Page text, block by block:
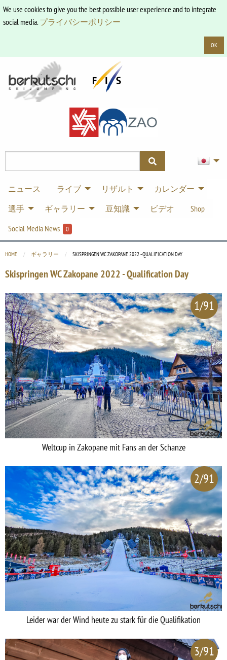
We use cookies to give you the best possible user experience and to integrate
social media.プライバシーポリシー
OK
ニュース ライブ リザルト
カレンダー
選手
ギャラリー 豆知識 ビデオ
Shop
Social Media News
0
HOME ギャラリー CURRENT:
SKISPRINGEN WC ZAKOPANE 2022 - QUALIFICATION DAY
Skispringen WC Zakopane 2022 - Qualification Day
1/91
Weltcup in Zakopane mit Fans an der Schanze
2/91
Leider war der Wind heute zu stark für die Qualifikation
3/91